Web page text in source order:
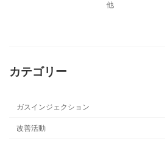
他
カテゴリー
ガスインジェクション
改善活動